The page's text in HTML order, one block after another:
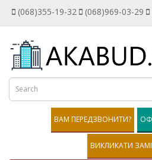
(068)355-19-32 (068)969-03-29
ВАМ ПЕРЕДЗВОНИТИ?
ВИКЛИКАТИ